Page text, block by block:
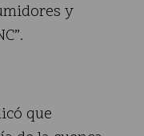
y
que